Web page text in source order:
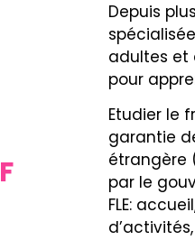
Depuis
adultes et
pour
Etudier le
garantie
étrangère
par le
FLE: